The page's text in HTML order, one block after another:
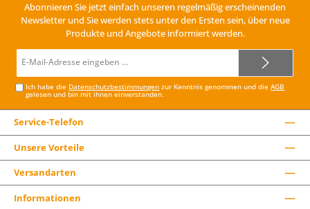
Abonnieren Sie jetzt einfach unseren regelmäßig erscheinenden
Newsletter und Sie werden stets unter den Ersten sein, über neue
Produkte und Angebote informiert werden.
Mail-
Ich habe die Datenschutzbestimmungen zur Kenntnis genommen und dieAGB
gelesen und bin mit ihnen einverstanden.
Service-Telefon
Unsere Vorteile
Versandarten
Informationen